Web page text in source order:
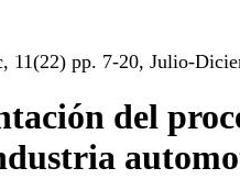
11(22) pp. 7-20, Julio-
del